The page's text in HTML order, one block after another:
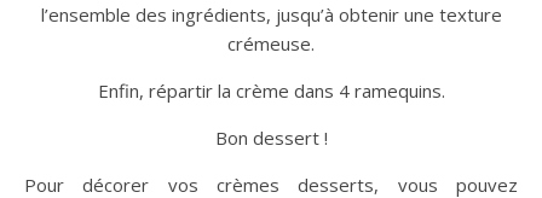
l’ensemble des ingrédients, jusqu’à obtenir une texture
crémeuse.
Enfin, répartir la crème dans 4 ramequins.
Bon dessert !
Pour décorer vos crèmes desserts, vous pouvez